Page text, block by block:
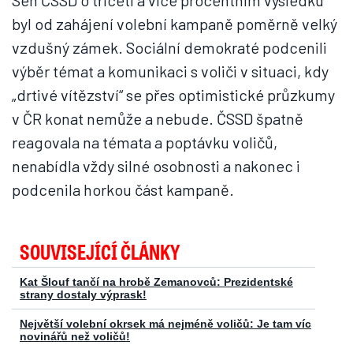
byl od zahájení volební kampaně poměrně velký
vzdušný zámek. Sociální demokraté podcenili
výběr témat a komunikaci s voliči v situaci, kdy
„drtivé vítězství“ se přes optimistické průzkumy
v ČR konat nemůže a nebude. ČSSD špatně
reagovala na témata a poptávku voličů,
nenabídla vždy silné osobnosti a nakonec i
podcenila horkou část kampaně.
SOUVISEJÍCÍ ČLÁNKY
Kat Šlouf tančí na hrobě Zemanovců: Prezidentské
strany dostaly výprask!
Největší volební okrsek má nejméně voličů: Je tam víc
novinářů než voličů!